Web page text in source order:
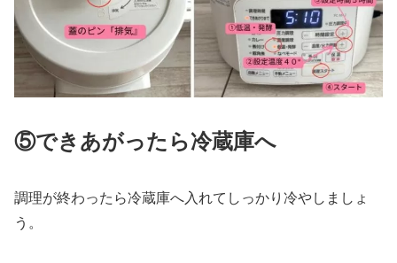
⑤できあがったら冷蔵庫へ
調理が終わったら冷蔵庫へ入れてしっかり冷やしましょ
う。